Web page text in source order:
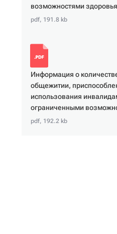
возможностями здоровья
pdf, 191.8 kb
Информация о
общежитии,
использования
ограниченными
pdf, 192.2 kb